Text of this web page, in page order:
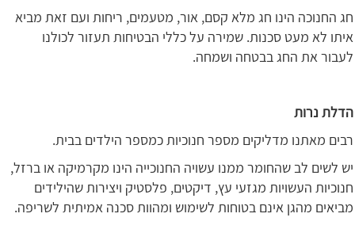
חג החנוכה הינו חג מלא קסם, אור, מטעמים, ריחות ועם זאת מביא
איתו לא מעט סכנות. שמירה על כללי הבטיחות תעזור לכולנו
לעבור את החג בבטחה ושמחה.
הדלת נרות
רבים מאתנו מדליקים מספר חנוכיות כמספר הילדים בבית.
יש לשים לב שהחומר ממנו עשויה החנוכייה הינו מקרמיקה או ברזל,
חנוכיות העשויות מגזעי עץ, דיקטים, פלסטיק ויצירות שהילידים
מביאים מהגן אינם בטוחות לשימוש ומהוות סכנה אמיתית לשריפה.